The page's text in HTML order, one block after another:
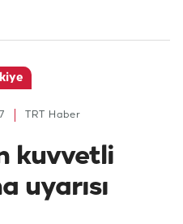
TRT Haber
kuvvetli
uyarısı